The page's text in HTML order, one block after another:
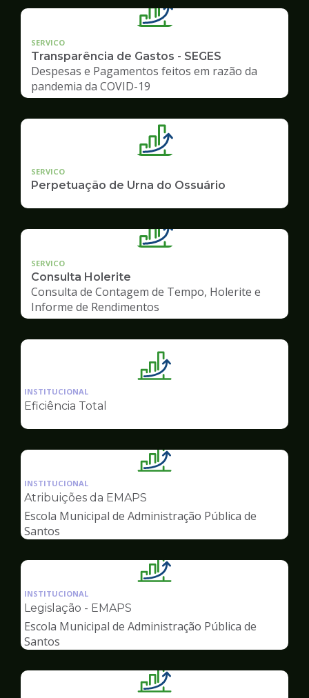
SERVICO
Transparência de Gastos - SEGES
Despesas e Pagamentos feitos em razão da
pandemia da COVID-19
SERVICO
Perpetuação de Urna do Ossuário
SERVICO
Consulta Holerite
Consulta de Contagem de Tempo, Holerite e
Informe de Rendimentos
Ilustração
Gestão
INSTITUCIONAL
Eficiência Total
Ilustração
de
Gestão
INSTITUCIONAL
Atribuições da EMAPS
Escola Municipal de Administração Pública de
Santos
Ilustração
de
Gestão
INSTITUCIONAL
Legislação - EMAPS
Escola Municipal de Administração Pública de
Santos
Ilustração